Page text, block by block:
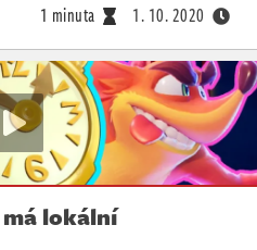
1 minuta 1. 10. 2020
lokální